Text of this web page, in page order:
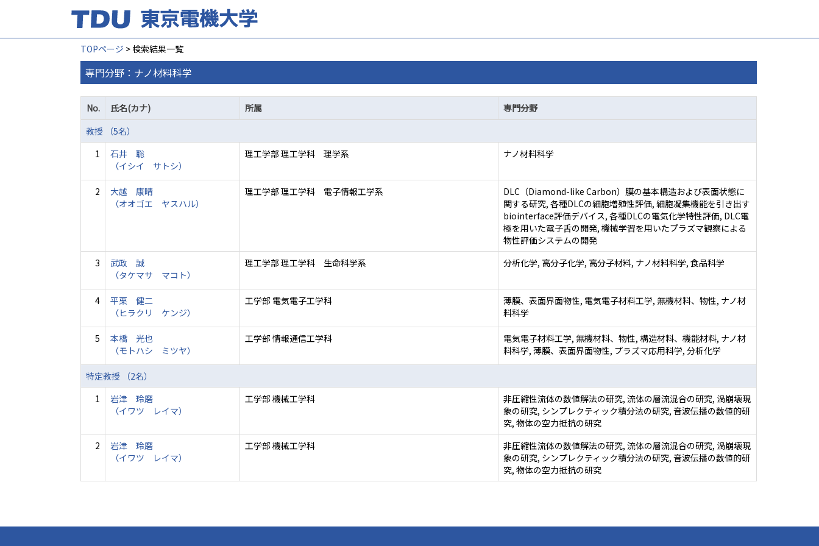
TOPページ > 検索結果一覧
専門分野：ナノ材料科学
No. 氏名(カナ) 所属
専門分野
教授 （5名）
1
石井 聡
（イシイ サトシ）
理工学部 理工学科 理学系 ナノ材料科学
2
大越 康晴
（オオゴエ ヤスハル）
理工学部 理工学科 電子情報工学系
DLC（Diamond-like Carbon）膜の基本構造および表面状態に
関する研究, 各種DLCの細胞増殖性評価, 細胞凝集機能を引き出す
biointerface評価デバイス, 各種DLCの電気化学特性評価, DLC電
極を用いた電子舌の開発, 機械学習を用いたプラズマ観察による
物性評価システムの開発
3
武政 誠
（タケマサ マコト）
理工学部 理工学科 生命科学系 分析化学, 高分子化学, 高分子材料, ナノ材料科学, 食品科学
4
平栗 健二
（ヒラクリ ケンジ）
工学部 電気電子工学科
薄膜、表面界面物性, 電気電子材料工学, 無機材料、物性, ナノ材
料科学
5
本橋 光也
（モトハシ ミツヤ）
工学部 情報通信工学科
電気電子材料工学, 無機材料、物性, 構造材料、機能材料, ナノ材
料科学, 薄膜、表面界面物性, プラズマ応用科学, 分析化学
特定教授 （2名）
1
岩津 玲磨
（イワツ レイマ）
工学部 機械工学科
非圧縮性流体の数値解法の研究, 流体の層流混合の研究, 渦崩壊現
象の研究, シンプレクティック積分法の研究, 音波伝播の数値的研
究, 物体の空力抵抗の研究
2
岩津 玲磨
（イワツ レイマ）
工学部 機械工学科
非圧縮性流体の数値解法の研究, 流体の層流混合の研究, 渦崩壊現
象の研究, シンプレクティック積分法の研究, 音波伝播の数値的研
究, 物体の空力抵抗の研究